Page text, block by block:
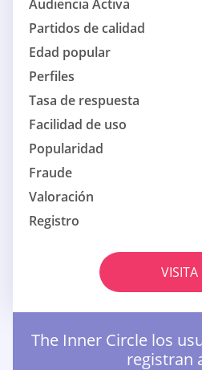
Audiencia Activa
Partidos de calidad
Edad popular
Perfiles
Tasa de respuesta
Facilidad de uso
Popularidad
Fraude
Valoración
Registro
VISITA
The Inner Circle los
registran